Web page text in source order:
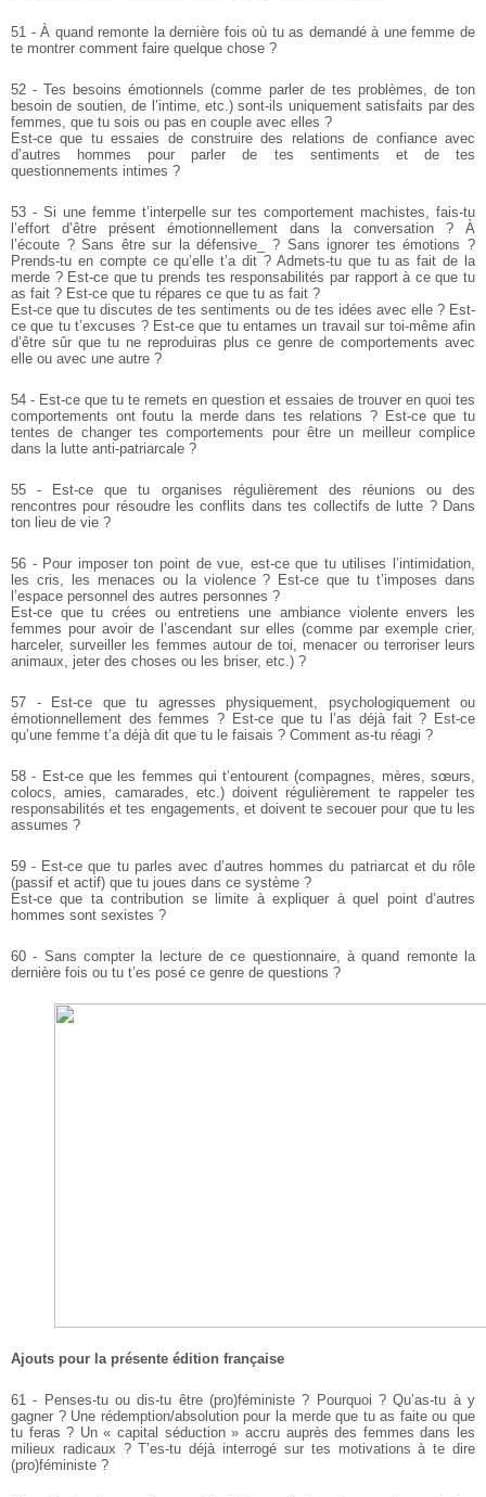
51 - À quand remonte la dernière fois où tu as demandé à une femme de
te montrer comment faire quelque chose ?
52 - Tes besoins émotionnels (comme parler de tes problèmes, de ton
besoin de soutien, de l’intime, etc.) sont-ils uniquement satisfaits par des
femmes, que tu sois ou pas en couple avec elles ?
Est-ce que tu essaies de construire des relations de confiance avec
d’autres hommes pour parler de tes sentiments et de tes
questionnements intimes ?
53 - Si une femme t’interpelle sur tes comportement machistes, fais-tu
l’effort d’être présent émotionnellement dans la conversation ? À
l’écoute ? Sans être sur la défensive_ ? Sans ignorer tes émotions ?
Prends-tu en compte ce qu’elle t’a dit ? Admets-tu que tu as fait de la
merde ? Est-ce que tu prends tes responsabilités par rapport à ce que tu
as fait ? Est-ce que tu répares ce que tu as fait ?
Est-ce que tu discutes de tes sentiments ou de tes idées avec elle ? Est-
ce que tu t’excuses ? Est-ce que tu entames un travail sur toi-même afin
d’être sûr que tu ne reproduiras plus ce genre de comportements avec
elle ou avec une autre ?
54 - Est-ce que tu te remets en question et essaies de trouver en quoi tes
comportements ont foutu la merde dans tes relations ? Est-ce que tu
tentes de changer tes comportements pour être un meilleur complice
dans la lutte anti-patriarcale ?
55 - Est-ce que tu organises régulièrement des réunions ou des
rencontres pour résoudre les conflits dans tes collectifs de lutte ? Dans
ton lieu de vie ?
56 - Pour imposer ton point de vue, est-ce que tu utilises l’intimidation,
les cris, les menaces ou la violence ? Est-ce que tu t’imposes dans
l’espace personnel des autres personnes ?
Est-ce que tu crées ou entretiens une ambiance violente envers les
femmes pour avoir de l’ascendant sur elles (comme par exemple crier,
harceler, surveiller les femmes autour de toi, menacer ou terroriser leurs
animaux, jeter des choses ou les briser, etc.) ?
57 - Est-ce que tu agresses physiquement, psychologiquement ou
émotionnellement des femmes ? Est-ce que tu l’as déjà fait ? Est-ce
qu’une femme t’a déjà dit que tu le faisais ? Comment as-tu réagi ?
58 - Est-ce que les femmes qui t’entourent (compagnes, mères, sœurs,
colocs, amies, camarades, etc.) doivent régulièrement te rappeler tes
responsabilités et tes engagements, et doivent te secouer pour que tu les
assumes ?
59 - Est-ce que tu parles avec d’autres hommes du patriarcat et du rôle
(passif et actif) que tu joues dans ce système ?
Est-ce que ta contribution se limite à expliquer à quel point d’autres
hommes sont sexistes ?
60 - Sans compter la lecture de ce questionnaire, à quand remonte la
dernière fois ou tu t’es posé ce genre de questions ?
Ajouts pour la présente édition française
61 - Penses-tu ou dis-tu être (pro)féministe ? Pourquoi ? Qu’as-tu à y
gagner ? Une rédemption/absolution pour la merde que tu as faite ou que
tu feras ? Un « capital séduction » accru auprès des femmes dans les
milieux radicaux ? T’es-tu déjà interrogé sur tes motivations à te dire
(pro)féministe ?